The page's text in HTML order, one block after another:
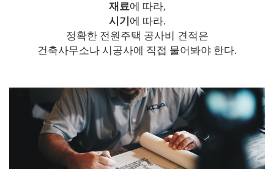
재료에 따라,
시기 에 따라.
정확한 전원주택 공사비 견적은
건축사무소나 시공사에 직접 물어봐야 한다.